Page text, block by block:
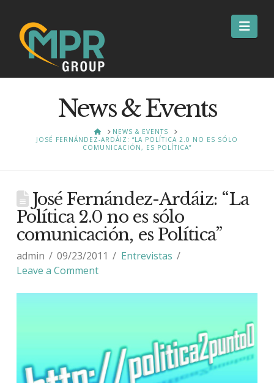
News & Events
HOMENEWS & EVENTS
JOSÉ FERNÁNDEZ-ARDÁIZ: “LA POLÍTICA 2.0 NO ES SÓLO
COMUNICACIÓN, ES POLÍTICA”
José Fernández-Ardáiz: “La
Política 2.0 no es sólo
comunicación, es Política”
admin 09/23/2011
Entrevistas
Leave a Comment